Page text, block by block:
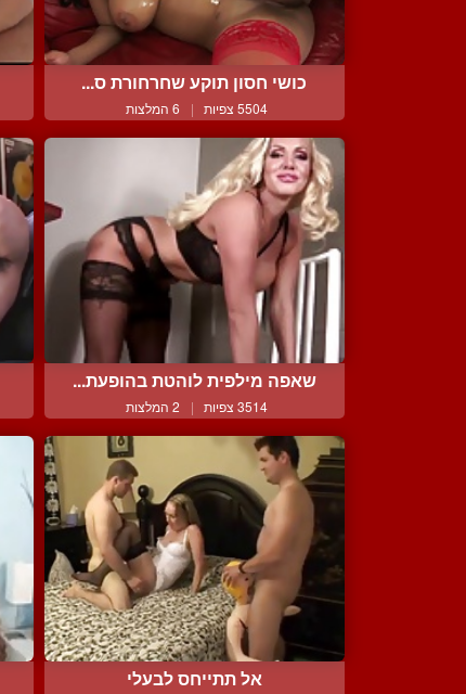
כושי חסון תוקע שחרחורת ס...
5504 צפיות | 6 המלצות
שאפה מילפית לוהטת בהופעת...
3514 צפיות | 2 המלצות
אל תתייחס לבעלי